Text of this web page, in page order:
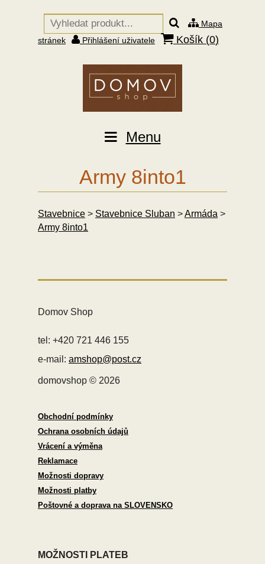
Mapa
stránek
Přihlášení uživatele Košík (0)
Menu
Army 8into1
Stavebnice > Stavebnice Sluban >Armáda >
Army 8into1
Domov Shop
tel: +420 721 446 155
e-mail: amshop@post.cz
domovshop © 2026
Obchodní podmínky
Ochrana osobních údajů
Vrácení a výměna
Reklamace
Možnosti dopravy
Možnosti platby
Poštovné a doprava na SLOVENSKO
MOŽNOSTI PLATEB